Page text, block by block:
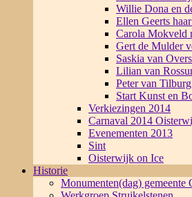
Willie Dona en
Ellen Geerts
Carola Mokveld
Gert de Mulder
Saskia van
Lilian van
Peter van
Start Kunst en
Verkiezingen 2014
Carnaval 2014
Evenementen 2013
Sint
Oisterwijk on Ice
Historie
Monumenten(dag) gemeente